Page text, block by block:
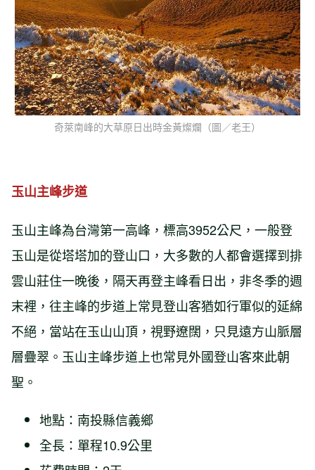
奇萊南峰的大草原日出時金黃燦爛（圖／老王）
玉山主峰步道
玉山主峰為台灣第一高峰，標高3952公尺，一般登
玉山是從塔塔加的登山口，大多數的人都會選擇到排
雲山莊住一晚後，隔天再登主峰看日出，非冬季的週
末裡，往主峰的步道上常見登山客猶如行軍似的延綿
不絕，當站在玉山山頂，視野遼闊，只見遠方山脈層
層疊翠。玉山主峰步道上也常見外國登山客來此朝
聖。
地點：南投縣信義鄉
全長：單程10.9公里